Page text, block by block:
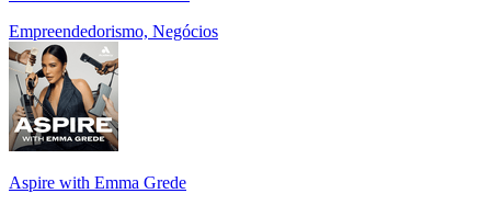
Empreendedorismo, Negócios
Aspire with Emma Grede